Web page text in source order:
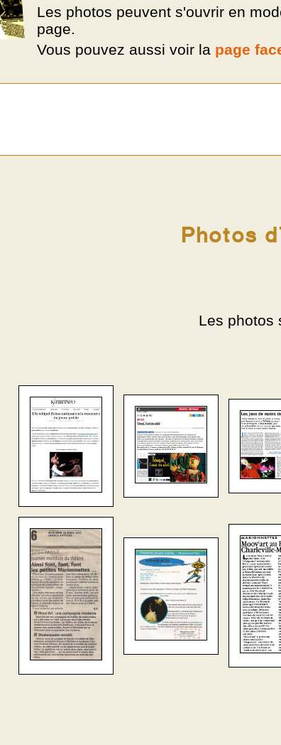
Les photos peuvent s'ouvrir en
page.
Vous pouvez aussi voir la page
Photos
Les photos